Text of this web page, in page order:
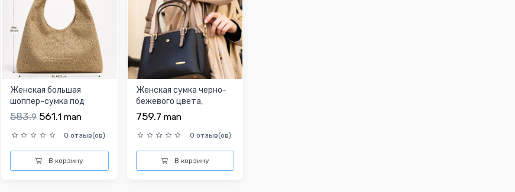
Женская большая
шоппер-сумка под
солому
583.9 561.1 man
0 отзыв(ов)
В корзину
Женская сумка черно-
бежевого цвета,
длинный ремень, 4
759.7 man
0 отзыв(ов)
В корзину